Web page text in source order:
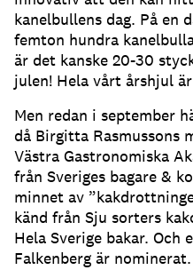
kanelbullens dag. På en
femton hundra
är det kanske 20-30
julen! Hela vårt årshjul
Men redan i september
då Birgitta Rasmussons
Västra Gastronomiska
från Sveriges bagare &
minnet av
känd från Sju sorters
Hela Sverige bakar.
Falkenberg är nominerat.